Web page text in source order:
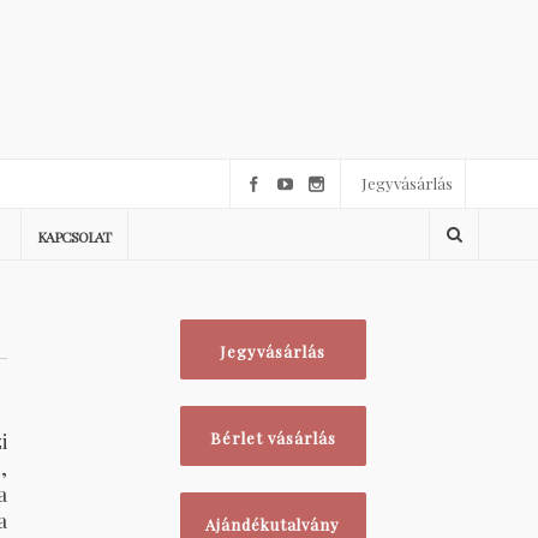
Jegyvásárlás
KAPCSOLAT
Jegyvásárlás
Bérlet vásárlás
Ajándékutalvány